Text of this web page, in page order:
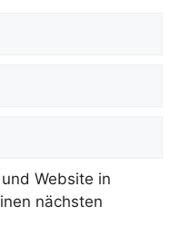
Website in
nächsten